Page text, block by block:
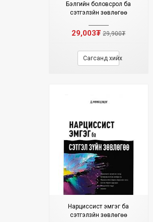
Бэлгийн боловсрол ба
сэтгэлзүйн зөвлөгөө
29,003₮29,900₮
Сагсанд хийх
Нарциссист эмгэг ба
сэтгэлзүйн зөвлөгөө